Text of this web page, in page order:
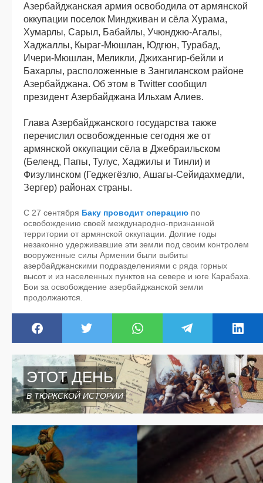
Азербайджанская армия освободила от армянской
оккупации поселок Миндживан и сёла Хурама,
Хумарлы, Сарыл, Бабайлы, Учюнджю-Агалы,
Хаджаллы, Кыраг-Мюшлан, Юдгюн, Турабад,
Ичери-Мюшлан, Меликли, Джихангир-бейли и
Бахарлы, расположенные в Зангиланском районе
Азербайджана. Об этом в Twitter сообщил
президент Азербайджана Ильхам Алиев.
Глава Азербайджанского государства также
перечислил освобожденные сегодня же от
армянской оккупации сёла в Джебраильском
(Беленд, Папы, Тулус, Хаджилы и Тинли) и
Физулинском (Геджегёзлю, Ашагы-Сейидахмедли,
Зергер) районах страны.
С 27 сентября Баку проводит операцию по
освобождению своей международно-признанной
территории от армянской оккупации. Долгие годы
незаконно удерживавшие эти земли под своим контролем
вооруженные силы Армении были выбиты
азербайджанскими подразделениями с ряда горных
высот и из населенных пунктов на севере и юге Карабаха.
Бои за освобождение азербайджанской земли
продолжаются.
ЭТОТ ДЕНЬ
В ТЮРКСКОЙ ИСТОРИИ